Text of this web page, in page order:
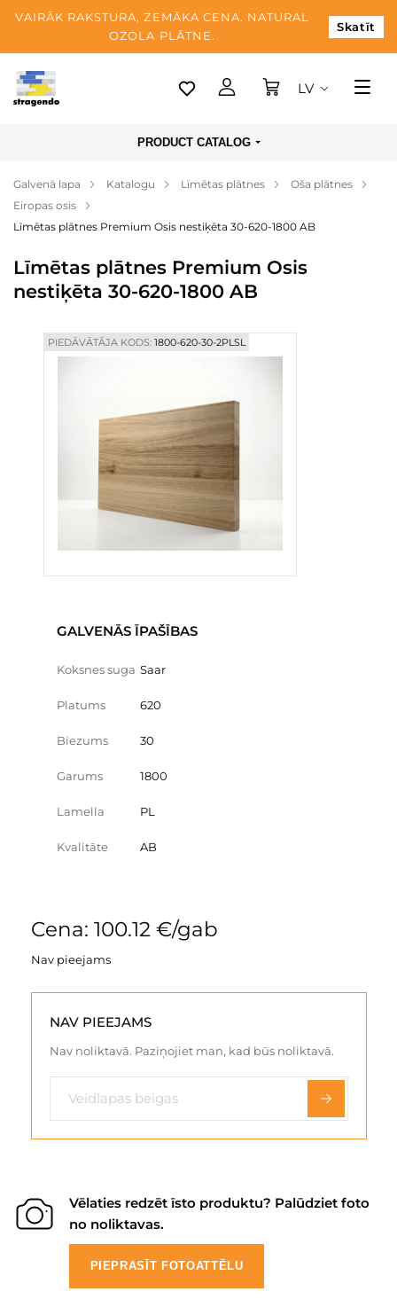
VAIRĀK RAKSTURA, ZEMĀKA CENA. NATURAL
OZOLA PLĀTNE.
Skatīt
Tallina
Apmaksa
Par mums
Blogs
Kontaktinformācija
LV
PRODUCT CATALOG
Galvenā lapa Katalogu Līmētas plātnes
Oša plātnes
Eiropas osis
Līmētas plātnes Premium Osis nestiķēta 30-620-1800 AB
Līmētas plātnes Premium Osis
nestiķēta 30-620-1800 AB
PIEDĀVĀTĀJA KODS:1800-620-30-2PLSL
GALVENĀS ĪPAŠĪBAS
Koksnes suga Saar
Platums 620
Biezums 30
Garums 1800
Lamella PL
Kvalitāte AB
Cena: 100.12 €/gab
Nav pieejams
NAV PIEEJAMS
Nav noliktavā. Paziņojiet man, kad būs noliktavā.
Vēlaties redzēt īsto produktu? Palūdziet foto
no noliktavas.
PIEPRASĪT FOTOATTĒLU